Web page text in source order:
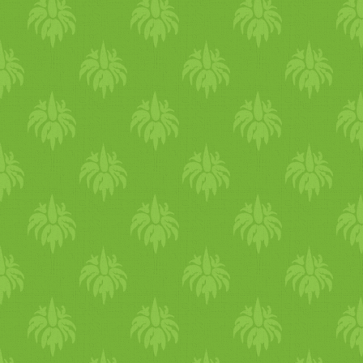
Szilva
csatni(sós,édes
raitaReggelimandula
zabkása
dióval és
ájur védikus reggeli Házi
élesztőmenteskenyér Jó